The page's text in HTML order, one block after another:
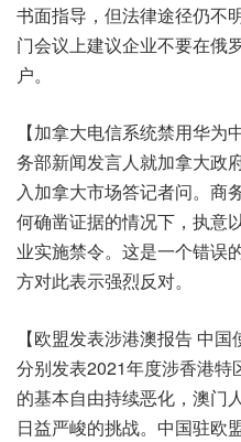
书面指导，但法律途径仍不
门会议上建议企业不要在俄
户。
【加拿大电信系统禁用华
务部新闻发言人就加拿大政
入加拿大市场答记者问。商
何确凿证据的情况下，执意
业实施禁令。这是一个错误
方对此表示强烈反对。
【欧盟发表涉港澳报告 中
分别发表2021年度涉香港特
的基本自由持续恶化，澳门
日益严峻的挑战。中国驻欧